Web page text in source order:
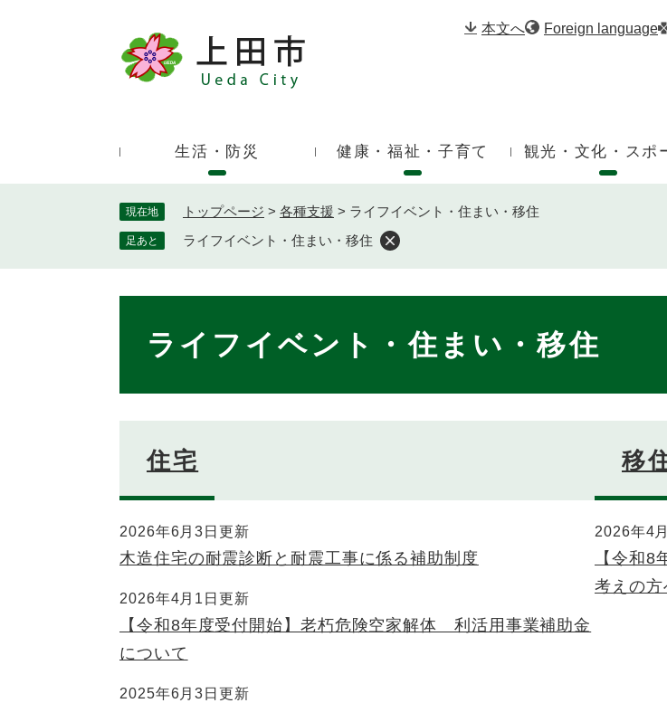
。
本文へ Foreign language
ド
生活・防災 健康・福祉・子育て 観光・文化・スポ
現在地 トップページ > 各種支援 > ライフイベント・住まい・移住
足あと ライフイベント・住まい・移住
ライフイベント・住まい・移住
住宅
2026年6月3日更新
木造住宅の耐震診断と耐震工事に係る補助制度
2026年4月1日更新
【令和8年度受付開始】老朽危険空家解体 利活用事業補助金
について
2025年6月3日更新
移
2026年4
【令和
考えの